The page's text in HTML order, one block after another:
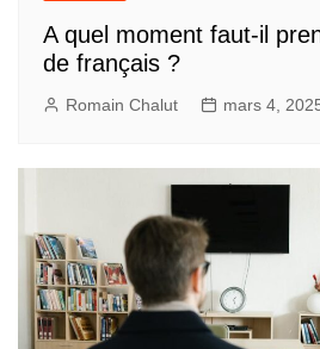
A quel moment faut-il
de français ?
Romain Chalut mars 4,